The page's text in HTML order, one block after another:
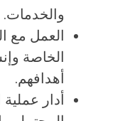
والخدمات.
العمل مع
الخاصة
أهدافهم.
أدار